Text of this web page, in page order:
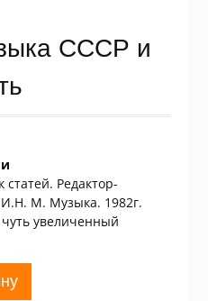
СССР и
статей. Редактор-
И.Н. М. Музыка. 1982г.
увеличенный